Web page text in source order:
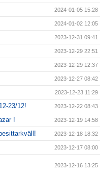
2024-01-05 15:28
2024-01-02 12:05
2023-12-31 09:41
2023-12-29 22:51
2023-12-29 12:37
2023-12-27 08:42
2023-12-23 11:29
23/12! 2023-12-22 08:43
! 2023-12-19 14:58
2023-12-18 18:32
2023-12-17 08:00
2023-12-16 13:25